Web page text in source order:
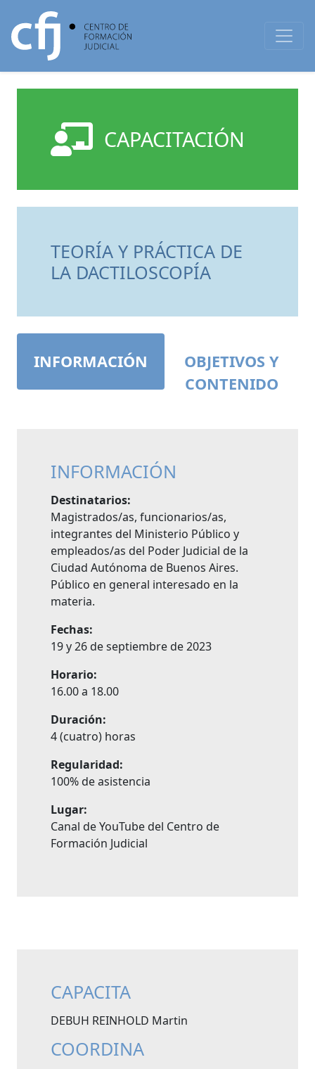
CAPACITACIÓN
TEORÍA Y PRÁCTICA DE
LA DACTILOSCOPÍA
INFORMACIÓN
OBJETIVOS Y
CONTENIDO
INFORMACIÓN
Destinatarios:
Magistrados/as, funcionarios/as,
integrantes del Ministerio Público y
empleados/as del Poder Judicial de la
Ciudad Autónoma de Buenos Aires.
Público en general interesado en la
materia.
Fechas:
19 y 26 de septiembre de 2023
Horario:
16.00 a 18.00
Duración:
4 (cuatro) horas
Regularidad:
100% de asistencia
Lugar:
Canal de YouTube del Centro de
Formación Judicial
CAPACITA
DEBUH REINHOLD Martin
COORDINA